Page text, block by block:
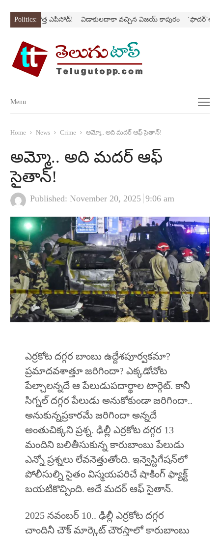
Politics:
సిరీస్‌లో కొత్త ఎపిసోడ్‌! విడాకులదాకా వచ్చిన విజయ్‌ కాపురం ‘ఫాదర్‌’ల్యాండ్‌ని
Menu
Menu
Home News Crime అమ్మో.. అది మదర్‌ ఆఫ్‌ సైతాన్‌!
అమ్మో.. అది మదర్‌ ఆఫ్‌
సైతాన్‌!
Published: November 20, 2025 9:06 am
ఎర్రకోట దగ్గర బాంబు ఉద్దేశపూర్వకమా?
ప్రమాదవశాత్తూ జరిగిందా? ఎక్కడోచోట
పేల్చాలన్నదే ఆ పేలుడుపదార్థాల టార్గెట్‌. కానీ
సిగ్నల్‌ దగ్గర పేలుడు అనుకోకుండా జరిగిందా..
అనుకున్నప్రకారమే జరిగిందా అన్నదే
అంతుచిక్కని ప్రశ్న. ఢిల్లీ ఎర్రకోట దగ్గర 13
మందిని బలితీసుకున్న కారుబాంబు పేలుడు
ఎన్నో ప్రశ్నలు లేవనెత్తుతోంది. ఇన్వెస్టిగేషన్‌లో
పోలీసుల్ని సైతం విస్మయపరిచే షాకింగ్ ఫ్యాక్ట్‌
బయటికొచ్చింది. అదే మదర్ ఆఫ్ సైతాన్.
2025 నవంబర్ 10.. ఢిల్లీ ఎర్రకోట దగ్గర
చాందినీ చౌక్ మార్కెట్ చౌరస్తాలో కారుబాంబు